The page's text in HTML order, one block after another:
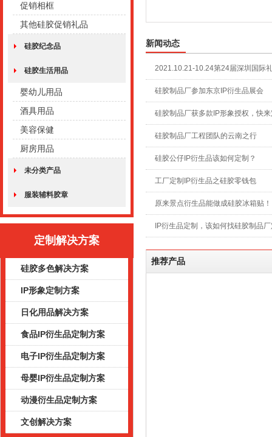
促销相框
其他硅胶促销礼品
硅胶纪念品
硅胶生活用品
婴幼儿用品
酒具用品
美容保健
厨房用品
未分类产品
服装辅料胶章
定制解决方案
硅胶多色解决方案
IP形象定制方案
日化用品解决方案
食品IP衍生品定制方案
电子IP衍生品定制方案
母婴IP衍生品定制方案
动漫衍生品定制方案
文创解决方案
新闻动态
2021.10.21-10.24第24届深圳国际
硅胶制品厂参加东京IP衍生品展会
硅胶制品厂获多款IP形象授权，快
硅胶制品厂工程团队的云南之行
硅胶公仔IP衍生品该如何定制？
工厂定制IP衍生品之硅胶零钱包
原来景点衍生品能做成硅胶冰箱贴！
IP衍生品定制，该如何找硅胶制品
推荐产品